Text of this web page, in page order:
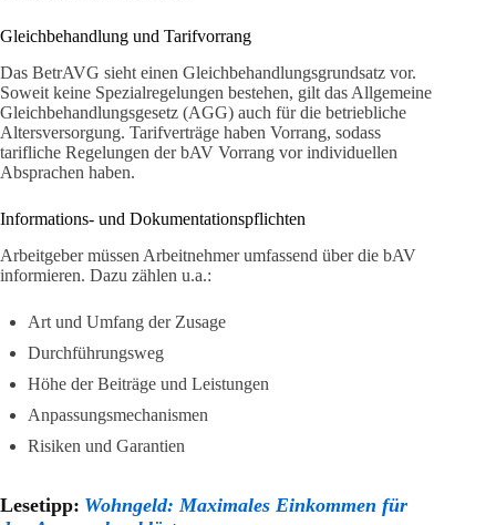
Gleichbehandlung und Tarifvorrang
Das BetrAVG sieht einen Gleichbehandlungsgrundsatz vor.
Soweit keine Spezialregelungen bestehen, gilt das Allgemeine
Gleichbehandlungsgesetz (AGG) auch für die betriebliche
Altersversorgung. Tarifverträge haben Vorrang, sodass
tarifliche Regelungen der bAV Vorrang vor individuellen
Absprachen haben.
Informations- und Dokumentationspflichten
Arbeitgeber müssen Arbeitnehmer umfassend über die bAV
informieren. Dazu zählen u.a.:
Art und Umfang der Zusage
Durchführungsweg
Höhe der Beiträge und Leistungen
Anpassungsmechanismen
Risiken und Garantien
Lesetipp: Wohngeld: Maximales Einkommen für